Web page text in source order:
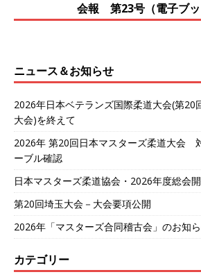
会報 第23号（電子ブッ
ニュース＆お知らせ
2026年日本ベテランズ国際柔道大会(第20
大会)を終えて
2026年 第20回日本マスターズ柔道大会
ーブル確認
日本マスターズ柔道協会・2026年度総会
第20回埼玉大会－大会要項公開
2026年「マスターズ合同稽古会」のお知
カテゴリー